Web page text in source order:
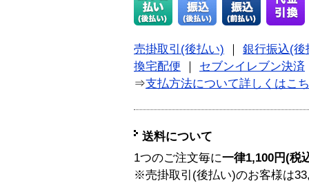
売掛取引(後払い)
銀行振込(後
換宅配便
セブンイレブン決済
⇒支払方法について詳しくはこ
送料について
1つのご注文毎に一律1,100円(税
※売掛取引(後払い)のお客様は